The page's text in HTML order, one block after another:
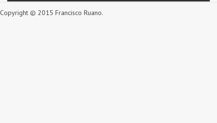
Copyright © 2015 Francisco Ruano.